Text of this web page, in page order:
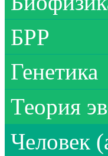
БРР
Генетика
Теория
Человек